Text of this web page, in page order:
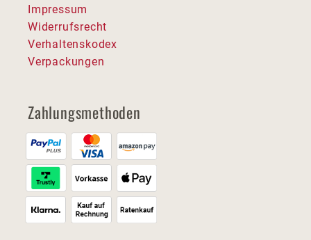
Impressum
Widerrufsrecht
Verhaltenskodex
Verpackungen
Zahlungsmethoden